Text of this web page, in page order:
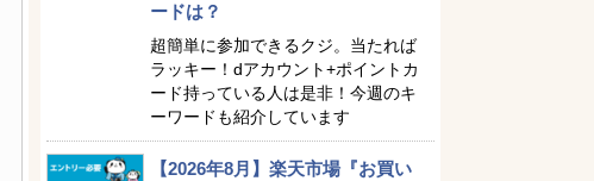
ードは？
超簡単に参加できるクジ。当たれば
ラッキー！dアカウント+ポイントカ
ード持っている人は是非！今週のキ
ーワードも紹介しています
【2026年8月】楽天市場『お買い